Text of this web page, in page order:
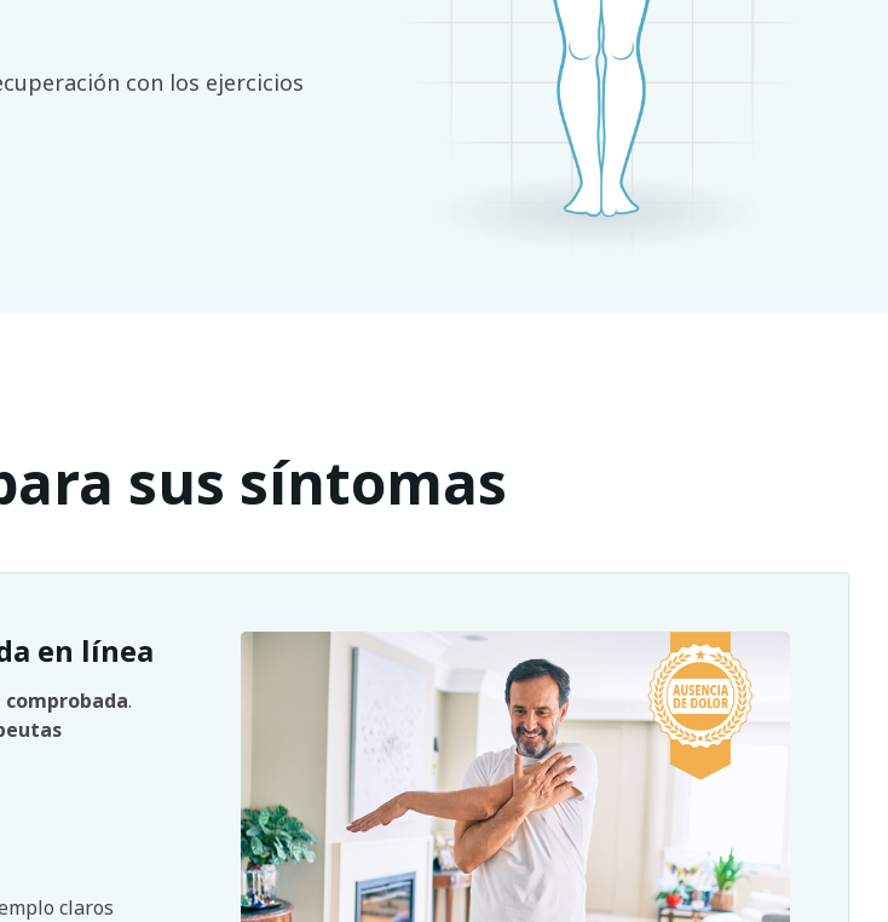
con los ejercicios
sus síntomas
en línea
.
claros